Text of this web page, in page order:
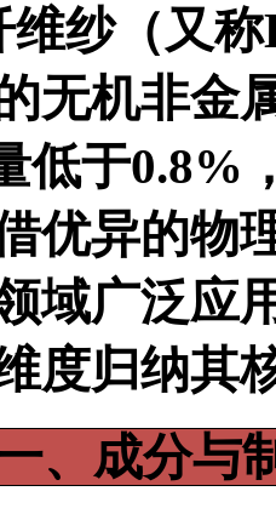
维纱（又
无机非金
低于
优异的物
域广泛应
度归纳其
、成分与